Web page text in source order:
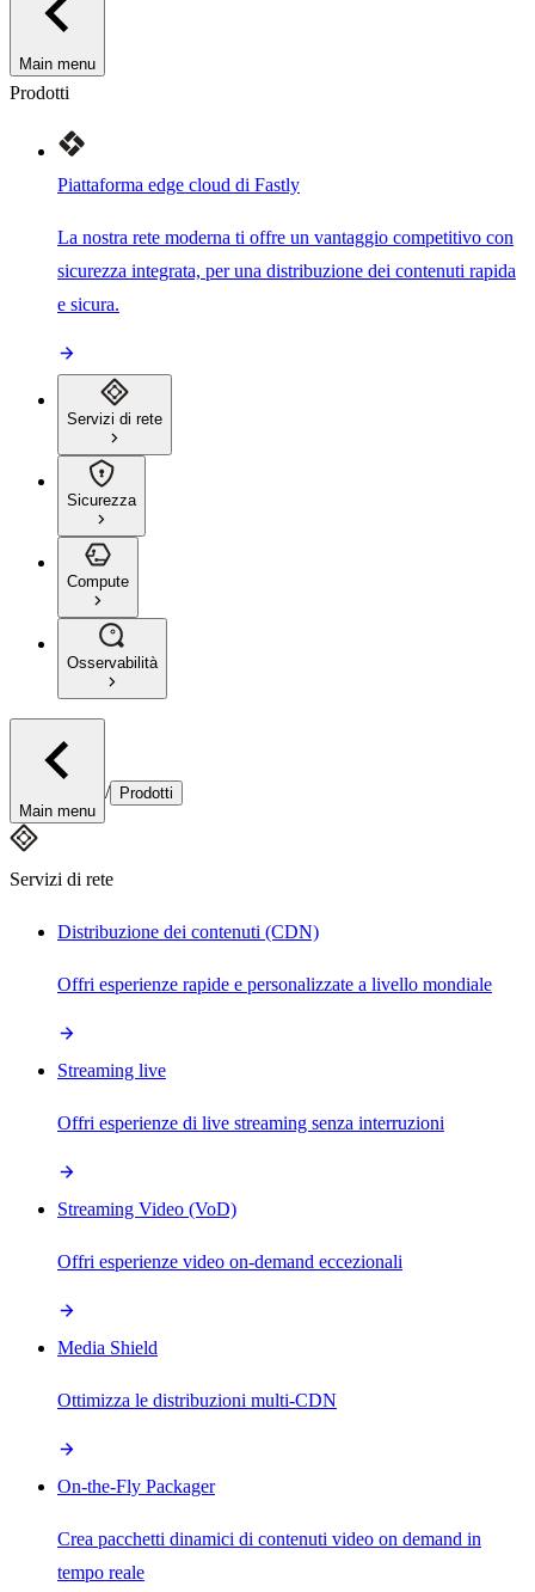
Main menu
Prodotti
Piattaforma edge cloud di Fastly
La nostra rete moderna ti offre un vantaggio competitivo con
sicurezza integrata, per una distribuzione dei contenuti rapida
e sicura.
Servizi di rete
Sicurezza
Compute
Osservabilità
Main menu
/ Prodotti
Servizi di rete
Distribuzione dei contenuti (CDN)
Offri esperienze rapide e personalizzate a livello mondiale
Streaming live
Offri esperienze di live streaming senza interruzioni
Streaming Video (VoD)
Offri esperienze video on-demand eccezionali
Media Shield
Ottimizza le distribuzioni multi-CDN
On-the-Fly Packager
Crea pacchetti dinamici di contenuti video on demand in
tempo reale